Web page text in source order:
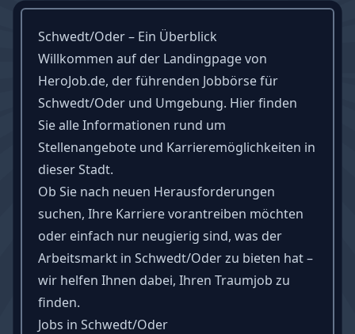
Schwedt/Oder – Ein Überblick
Willkommen auf der Landingpage von
HeroJob.de, der führenden Jobbörse für
Schwedt/Oder und Umgebung. Hier finden
Sie alle Informationen rund um
Stellenangebote und Karrieremöglichkeiten in
dieser Stadt.
Ob Sie nach neuen Herausforderungen
suchen, Ihre Karriere vorantreiben möchten
oder einfach nur neugierig sind, was der
Arbeitsmarkt in Schwedt/Oder zu bieten hat –
wir helfen Ihnen dabei, Ihren Traumjob zu
finden.
Jobs in Schwedt/Oder